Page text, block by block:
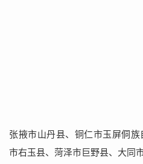
张掖市山丹县、铜仁市玉屏侗
市右玉县、菏泽市巨野县、大同